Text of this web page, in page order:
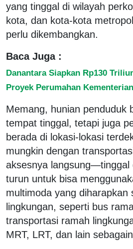
yang tinggal di wilayah
kota, dan kota-kota
perlu dikembangkan.
Baca Juga :
Danantara Siapkan Rp130
Proyek Perumahan
Memang, hunian penduduk
tempat tinggal, tetapi juga
berada di lokasi-lokasi
mungkin dengan
aksesnya langsung—tinggal
turun untuk bisa
multimoda yang diharapkan
lingkungan, seperti bus
transportasi ramah
MRT, LRT, dan lain